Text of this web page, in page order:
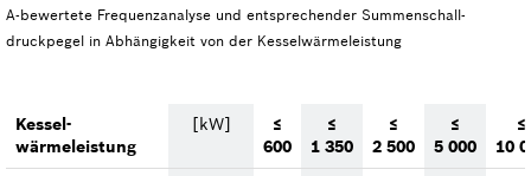
A-bewertete Frequenzanalyse und entsprechender Summenschall­
druckpegel in Abhängigkeit von der Kesselwärmeleistung
Kessel­
wärmeleistung
[kW]
≤
600
≤
1 350
≤
2 500
≤
5 000
≤
10